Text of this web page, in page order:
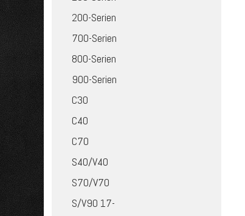
200-Serien
700-Serien
800-Serien
900-Serien
C30
C40
C70
S40/V40
S70/V70
S/V90 17-